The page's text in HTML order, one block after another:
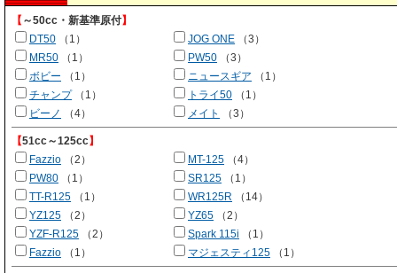
【 ～50cc・新基準原付】
DT50 （1） JOG ONE （3）
MR50 （1） PW50 （3）
ボビー （1） ニュースギア （1）
チャンプ（1） トライ50 （1）
ビーノ
（4） メイト （3）
【51cc～125cc】
Fazzio （2） MT-125 （4）
PW80 （1） SR125 （1）
TT-R125 （1） WR125R （14）
YZ125 （2） YZ65 （2）
YZF-R125 （2） Spark 115i （1）
Fazzio （1） マジェスティ125 （1）